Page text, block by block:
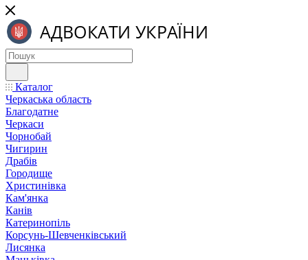
Каталог
Черкаська область
Благодатне
Черкаси
Чорнобай
Чигирин
Драбів
Городище
Христинівка
Кам'янка
Канів
Катеринопіль
Корсунь-Шевченківський
Лисянка